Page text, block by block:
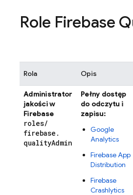
Role Firebase
Rola Opis
Administrator
jakości w
Firebase
roles/
firebase .
qualityAdmin
Pełny dostęp
do odczytu i
zapisu:
Google
Analytics
Firebase App
Distribution
Firebase
Crashlytics